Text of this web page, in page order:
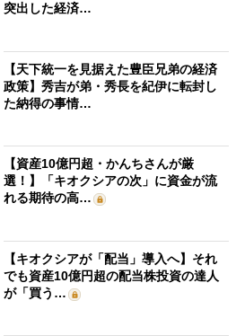
突出した経済…
【天下統一を見据えた豊臣兄弟の経済
政策】秀吉が弟・秀長を紀伊に転封し
た納得の事情…
【資産10億円超・かんちさんが厳
選！】「キオクシアの次」に資金が流
れる期待の高…
【キオクシアが「配当」導入へ】それ
でも資産10億円超の配当株投資の達人
が「買う…